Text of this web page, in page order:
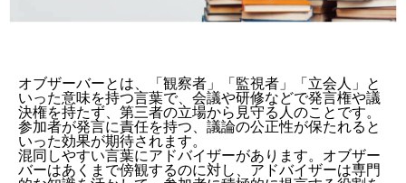
オブザーバーとは、「観察者」「監視者」「立会人」と
いった意味を持つ言葉で、会議や研修などで発言権や議
決権を持たず、第三者の立場から見守る人のことです。
参加者が発言に責任を持つ、議論の公正性が保たれると
いった効果が期待されます。
混同しやすい言葉にアドバイザーがあります。オブザー
バーはあくまで傍観するのに対し、アドバイザーは専門